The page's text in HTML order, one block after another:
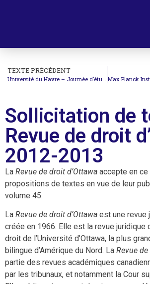
TEXTE PRÉCÉDENT
Sollicitation de
Revue de droit
2012-2013
La Revue de droit d’Ottawa accepte en
propositions de textes en vue de leur
volume 45.
La Revue de droit d’Ottawa est une revue
créée en 1966. Elle est la revue juridique
droit de l’Université d’Ottawa, la plus
bilingue d’Amérique du Nord. La Revue
partie des revues académiques
par les tribunaux, et notamment la Cour